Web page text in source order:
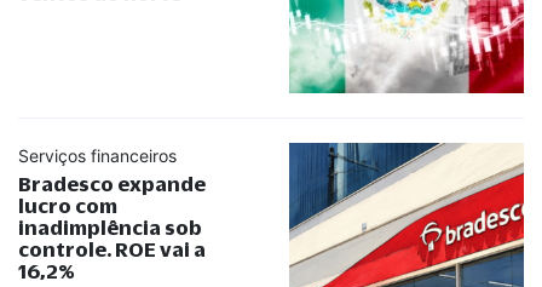
Serviços financeiros
Bradesco expande
lucro com
inadimplência sob
controle. ROE vai a
16,2%